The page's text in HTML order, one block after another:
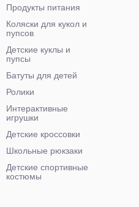
Продукты питания
Коляски для кукол и
пупсов
Детские куклы и
пупсы
Батуты для детей
Ролики
Интерактивные
игрушки
Детские кроссовки
Школьные рюкзаки
Детские спортивные
костюмы